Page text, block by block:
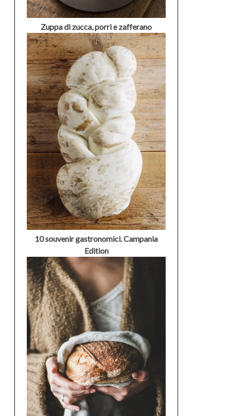
Zuppa di zucca, porri e zafferano
10 souvenir gastronomici. Campania
Edition